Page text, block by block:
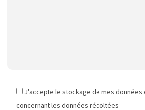
J'accepte le stockage de mes
concernant les données récoltées